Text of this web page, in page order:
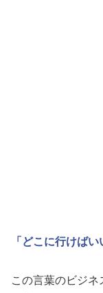
「どこに行けばい
この言葉のビジ